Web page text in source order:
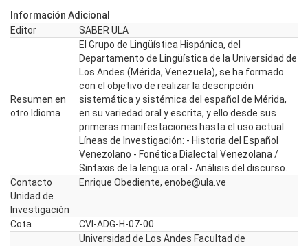
Información Adicional
Editor
SABER ULA
Resumen en
otro Idioma
El Grupo de Lingüística Hispánica, del
Departamento de Lingüística de la Universidad de
Los Andes (Mérida, Venezuela), se ha formado
con el objetivo de realizar la descripción
sistemática y sistémica del español de Mérida,
en su variedad oral y escrita, y ello desde sus
primeras manifestaciones hasta el uso actual.
Líneas de Investigación: - Historia del Español
Venezolano - Fonética Dialectal Venezolana /
Sintaxis de la lengua oral - Análisis del discurso.
Contacto
Unidad de
Investigación
Enrique Obediente, enobe@ula.ve
Cota CVI-ADG-H-07-00
Universidad de Los Andes Facultad de